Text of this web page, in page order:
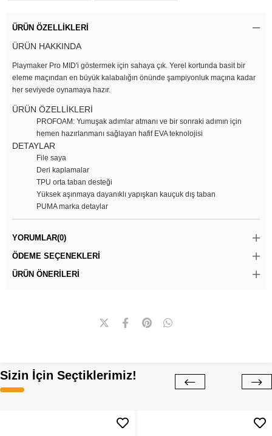
ÜRÜN ÖZELLIKLERI
ÜRÜN HAKKINDA
Playmaker Pro MID'i göstermek için sahaya çık. Yerel kortunda basit bir
eleme maçından en büyük kalabalığın önünde şampiyonluk maçına kadar
her seviyede oynamaya hazır.
ÜRÜN ÖZELLİKLERİ
PROFOAM: Yumuşak adımlar atmanı ve bir sonraki adımın için
hemen hazırlanmanı sağlayan hafif EVA teknolojisi
DETAYLAR
File saya
Deri kaplamalar
TPU orta taban desteği
Yüksek aşınmaya dayanıklı yapışkan kauçuk dış taban
PUMA marka detaylar
YORUMLAR(0)
ÖDEME SEÇENEKLERI
ÜRÜN ÖNERILERI
Sizin İçin Seçtiklerimiz!